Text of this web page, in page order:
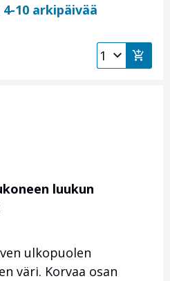
10 arkipäivää
luukun
ulkopuolen
väri. Korvaa osan